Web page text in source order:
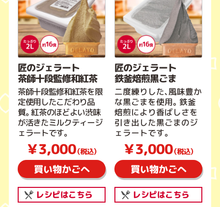
匠のジェラート
茶師十段監修和紅茶
茶師十段監修和紅茶を限
定使用したこだわり品
質。紅茶のほどよい渋味
が活きたミルクティージ
ェラートです。
￥3,000（税込）
買い物かごへ
レシピはこちら
匠のジェラート
鉄釜焙煎黒ごま
二度練りした、風味豊か
な黒ごまを使用。鉄釜
焙煎により香ばしさを
引き出した黒ごまのジ
ェラートです。
￥3,000（税込）
買い物かごへ
レシピはこちら